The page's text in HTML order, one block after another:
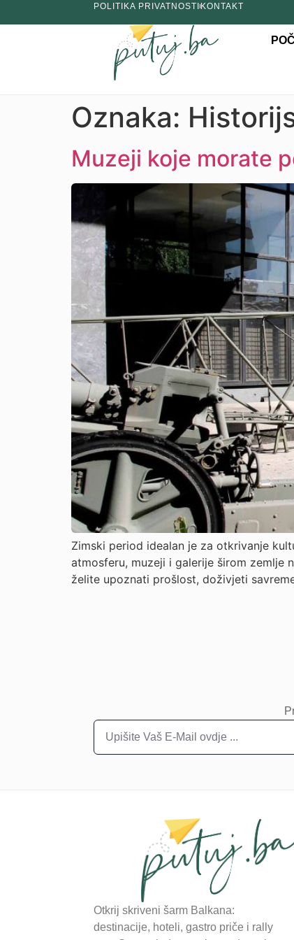
POLITIKA PRIVATNOSTIKONTAKT
Oznaka:
Muzeji koje morate
Zimski period idealan je za otkrivanje
atmosferu, muzeji i galerije širom zemlje
želite upoznati prošlost, doživjeti
Otkrij skriveni šarm Balkana:
destinacije, hoteli, gastro priče i rally